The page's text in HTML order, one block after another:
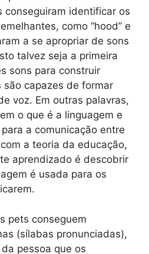
conseguiram identificar os
como “hood” e
a se apropriar de sons
talvez seja a primeira
sons para construir
são capazes de formar
voz. Em outras palavras,
o que é a linguagem e
a comunicação entre
a teoria da educação,
aprendizado é descobrir
é usada para os
pets conseguem
(sílabas pronunciadas),
pessoa que os